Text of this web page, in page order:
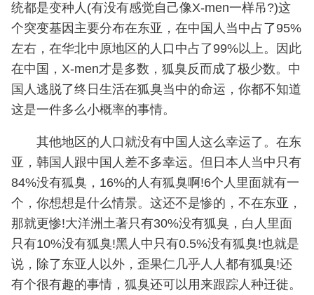
统都是变种人(有没有感觉自己像X-men一样吊?)这
个突变基因主要分布在东亚，在中国人当中占了95%
左右，在华北中原地区的人口中占了99%以上。因此
在中国，X-men才是多数，狐臭反而成了极少数。中
国人逃脱了终日生活在狐臭当中的命运，你都不知道
这是一件多么小概率的事情。
其他地区的人口就没有中国人这么幸运了。在东
亚，韩国人跟中国人差不多幸运。但日本人当中只有
84%没有狐臭，16%的人有狐臭啊!6个人里面就有一
个，你想想是什么情景。这还不是惨的，不在东亚，
那就更惨!大洋洲土著只有30%没有狐臭，白人里面
只有10%没有狐臭!黑人中只有0.5%没有狐臭!也就是
说，除了东亚人以外，歪果仁几乎人人都有狐臭!还
有个很有趣的事情，狐臭还可以用来跟踪人种迁徙。